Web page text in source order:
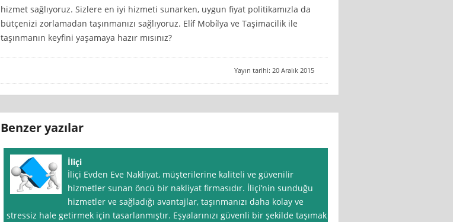
hizmet sağlıyoruz. Sizlere en iyi hizmeti sunarken, uygun fiyat politikamızla da
bütçenizi zorlamadan taşınmanızı sağlıyoruz. Eli̇f Mobi̇lya ve Taşimacilik ile
taşınmanın keyfini yaşamaya hazır mısınız?
Yayın tarihi: 20 Aralık 2015
Benzer yazılar
İliçi
İliçi Evden Eve Nakliyat, müşterilerine kaliteli ve güvenilir
hizmetler sunan öncü bir nakliyat firmasıdır. İliçi’nin sunduğu
hizmetler ve sağladığı avantajlar, taşınmanızı daha kolay ve
stressiz hale getirmek için tasarlanmıştır. Eşyalarınızı güvenli bir şekilde taşımak